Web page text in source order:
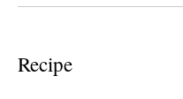
Recipe